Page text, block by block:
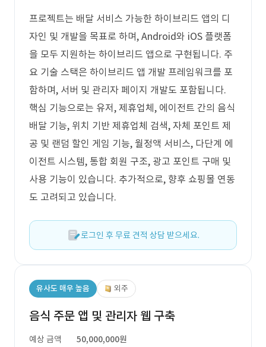
프로젝트는 배달 서비스 가능한 하이브리드 앱의 디
자인 및 개발을 목표로 하며, Android와 iOS 플랫폼
을 모두 지원하는 하이브리드 앱으로 구현됩니다. 주
요 기술 스택은 하이브리드 앱 개발 프레임워크를 포
함하며, 서버 및 관리자 페이지 개발도 포함됩니다.
핵심 기능으로는 유저, 제휴업체, 에이전트 간의 음식
배달 기능, 위치 기반 제휴업체 검색, 자체 포인트 제
공 및 랜덤 할인 게임 기능, 월정액 서비스, 다단계 에
이전트 시스템, 통합 회원 구조, 광고 포인트 구매 및
사용 기능이 있습니다. 추가적으로, 향후 쇼핑몰 연동
도 고려되고 있습니다.
로그인 후 무료 견적 상담 받으세요.
유사도 매우 높음 외주
음식 주문 앱 및 관리자 웹 구축
예상 금액
50,000,000원